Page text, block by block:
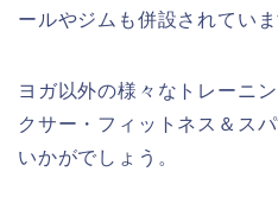
ールやジムも併設されていま
ヨガ以外の様々なトレーニ
クサー・フィットネス＆ス
いかがでしょう。